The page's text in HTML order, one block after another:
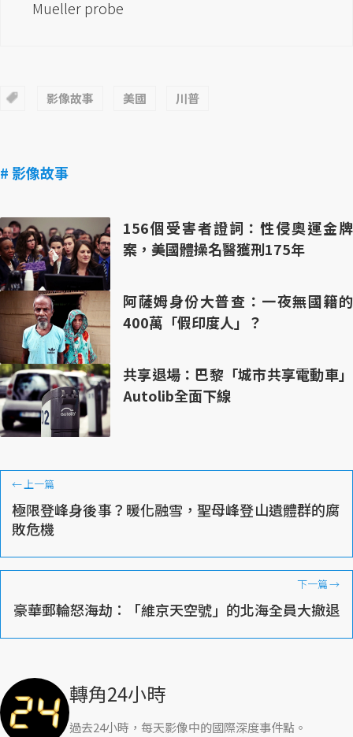
Mueller probe
影像故事 美國 川普
# 影像故事
156個受害者證詞：性侵奧運金牌
案，美國體操名醫獲刑175年
阿薩姆身份大普查：一夜無國籍的
400萬「假印度人」？
共享退場：巴黎「城市共享電動車」
Autolib全面下線
←上一篇
極限登峰身後事？暖化融雪，聖母峰登山遺體群的腐
敗危機
下一篇→
豪華郵輪怒海劫：「維京天空號」的北海全員大撤退
轉角24小時
過去24小時，每天影像中的國際深度事件點。